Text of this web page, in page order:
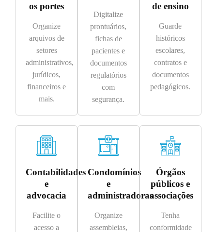
os portes
Organize
arquivos de
setores
administrativos,
jurídicos,
financeiros e
mais.
Digitalize
prontuários,
fichas de
pacientes e
documentos
regulatórios
com
segurança.
de ensino
Guarde
históricos
escolares,
contratos e
documentos
pedagógicos.
Contabilidades
e
advocacia
Facilite o
acesso a
Condomínios
e
administradoras
Organize
assembleias,
Órgãos
públicos e
associações
Tenha
conformidade